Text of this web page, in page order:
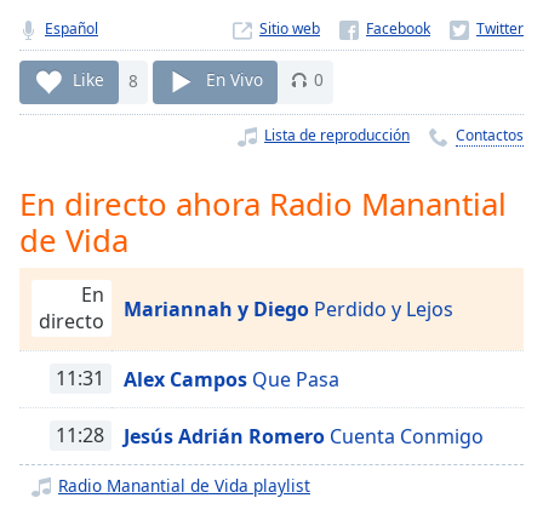
live,
currently
behind
LIVE
Remaining
Playback
Chapters
descriptions
off,
selected
Español Sitio web
Like 8 En Vivo 0
Lista de reproducción Contactos
En directo ahora Radio Manantial
de Vida
En
directo
Mariannah y Diego Perdido y Lejos
11:31 Alex Campos Que Pasa
11:28 Jesús Adrián Romero Cuenta Conmigo
Radio Manantial de Vida playlist